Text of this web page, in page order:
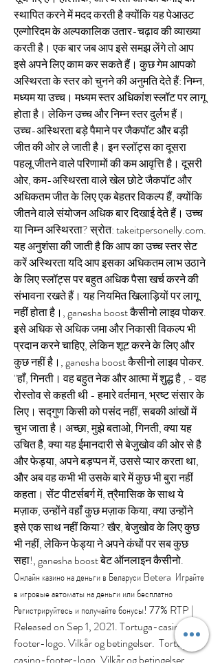
स्थापित करने में मदद करती है क्योंकि यह पेआउट
एल्गोरिदम के अल्पकालिक उतार-चढ़ाव की व्याख्या
करती है। एक बार जब आप इसे समझ लेंगे तो आप
इसे अपने लिए काम कर सकते हैं। कुछ गेम आपको
अस्थिरता के स्तर को चुनने की अनुमति देते हैं: निम्न,
मध्यम या उच्च। मध्यम स्तर अधिकांश स्लॉट पर लागू
होता है। लेकिन उच्च और निम्न स्तर दुर्लभ हैं।
उच्च-अस्थिरता बड़े पैमाने पर जैकपॉट और बड़ी
जीत की ओर ले जाती है। इन स्लॉट्स का दूसरा
पहलू जीतने वाले परिणामों की कम आवृत्ति है। दूसरी
ओर, कम-अस्थिरता वाले खेल छोटे जैकपॉट और
अधिकतम जीत के लिए एक बेहतर विकल्प हैं, क्योंकि
जीतने वाले संयोजन अधिक बार दिखाई देते हैं। उच्च
या निम्न अस्थिरता? स्रोत: takeitpersonelly.com.
यह अनुशंसा की जाती है कि आप का उच्च स्तर सेट
करें अस्थिरता यदि आप इसका अधिकतम लाभ उठाने
के लिए स्लॉट्स पर बहुत अधिक पैसा खर्च करने की
संभावना रखते हैं। यह नियमित खिलाड़ियों पर लागू
नहीं होता है।, ganesha boost कैसीनो लाइव पोकर.
इसे अधिक से अधिक जमा और निकासी विकल्प भी
प्रदान करने चाहिए, लेकिन शूट करने के लिए और
कुछ नहीं है।, ganesha boost कैसीनो लाइव पोकर.
"हाँ, गिनती। वह बहुत नेक और आत्मा में शुद्ध है , - वह
रोस्तोव से कहती थी - हमारे वर्तमान, भ्रष्ट संसार के
लिए। सद्गुण किसी को पसंद नहीं, सबकी आंखों में
चुभ जाता है। अच्छा, मुझे बताओ, गिनती, क्या यह
उचित है, क्या यह ईमानदारी से बेजुखोव की ओर से है
और फेड्या, अपने बड़प्पन में, उससे प्यार करता था,
और अब वह कभी भी उसके बारे में कुछ भी बुरा नहीं
कहता। सेंट पीटर्सबर्ग में, त्रैमासिक के साथ ये
मज़ाक, उन्होंने वहाँ कुछ मज़ाक किया, क्या उन्होंने
इसे एक साथ नहीं किया? खैर, बेजुखोव के लिए कुछ
भी नहीं, लेकिन फेड्या ने अपने कंधों पर सब कुछ
सहा!, ganesha boost बेट ऑनलाइन कैसीनो.
Онлайн казино на деньги в Беларуси Betera ️ Играйте
в игровые автоматы на деньги или бесплатно
Регистрируйтесь и получайте бонусы! 77% RTP |
Released on Sep 1, 2021. Tortuga-casino-
footer-logo. Vilkår og betingelser.  Tortuga-
casino-footer-logo. Vilkår og betingelser.